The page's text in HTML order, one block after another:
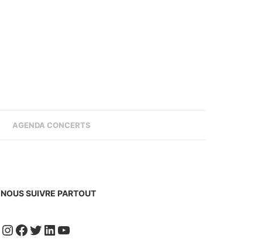
AGENDA CONCERTS
NOUS SUIVRE PARTOUT
Instagram
Facebook
Twitter
LinkedIn
YouTube